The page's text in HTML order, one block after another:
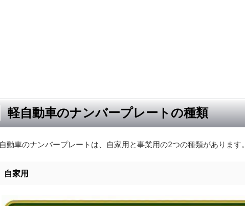
軽自動車のナンバープレートの種類
動車のナンバープレートは、自家用と事業用の2つの種類があります。
自家用